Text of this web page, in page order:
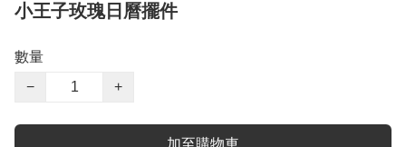
小王子玫瑰日曆擺件
數量
−
+